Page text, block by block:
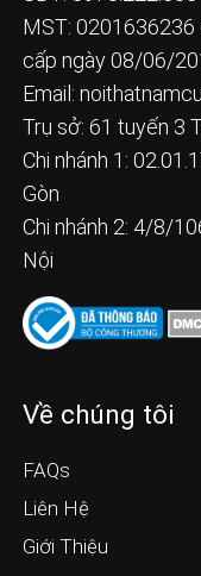
MST:
cấp ngày 08/06/
Email:
Trụ sở: 61 tuyến 3
Chi nhánh 1:
Gòn
Chi nhánh 2: 4/8/
Nội
Về chúng tôi
FAQs
Liên Hệ
Giới Thiệu